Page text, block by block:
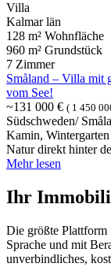
Villa
Kalmar län
128 m² Wohnfläche
960 m² Grundstück
7 Zimmer
Småland – Villa mit
vom See!
~131 000 € ( 1 450
Südschweden/
Kamin,
Natur direkt hinter
Mehr lesen
Ihr
Die größte Plattform
Sprache und mit
unverbindliches,